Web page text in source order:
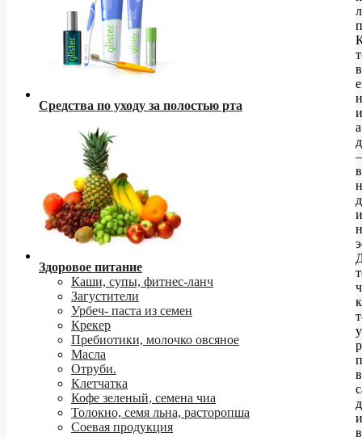
Средства по уходу за полостью рта
Здоровое питание
Каши, супы, фитнес-ланч
Загустители
Урбеч- паста из семен
Крекер
Пребиотики, молочко овсяное
Масла
Отруби.
Клетчатка
Кофе зеленый, семена чиа
Толокно, семя льна, расторопша
Соевая продукция
а
–
в
в